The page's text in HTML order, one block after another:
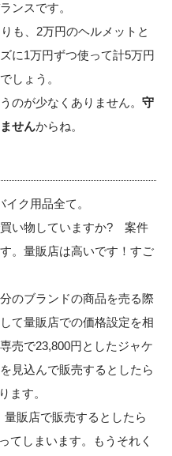
ンスです。
も、2万円のヘルメットと
に1万円ずつ使って計5万円
しょう。
のが少なくありません。 守
せんからね。
ク用品全て。
い物していますか? 案件
。量販店は高いです！すご
のブランドの商品を売る際
て量販店での価格設定を相
売で23,800円としたジャケ
見込んで販売するとしたら
ます。
販店で販売するとしたら
てしまいます。もうそれく